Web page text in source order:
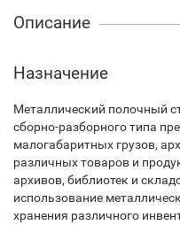
Описание
Назначение
Металлический полочный
сборно-разборного типа
малогабаритных грузов,
различных товаров и
архивов, библиотек и
использование
хранения различного